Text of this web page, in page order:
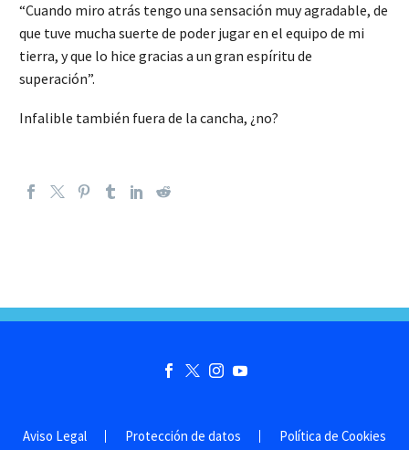
“Cuando miro atrás tengo una sensación muy agradable, de
que tuve mucha suerte de poder jugar en el equipo de mi
tierra, y que lo hice gracias a un gran espíritu de
superación”.
Infalible también fuera de la cancha, ¿no?
Aviso Legal Protección de datos Política de Cookies